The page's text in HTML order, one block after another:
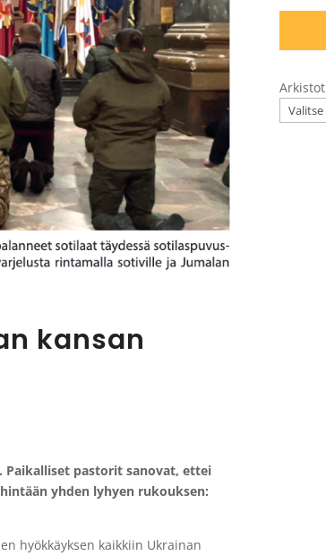
kansan
Paikalliset pastorit sanovat, ettei
yhden lyhyen rukouksen:
hyökkäyksen kaikkiin Ukrainan
Arkistot